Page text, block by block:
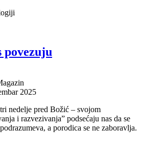
povezuju
2025
nedelje pred Božić – svojom
i razvezivanja” podsećaju nas da se
a porodica se ne zaboravlja.